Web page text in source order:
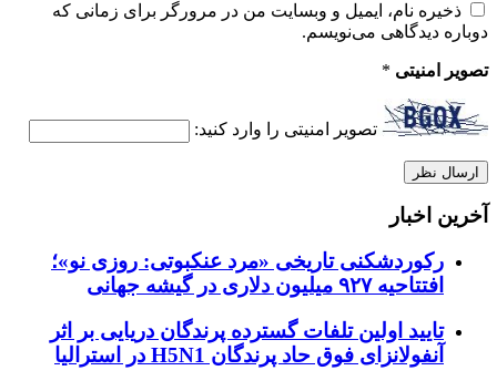
ذخیره نام، ایمیل و وبسایت من در مرورگر برای زمانی که
دوباره دیدگاهی می‌نویسم.
تصویر امنیتی *
تصویر امنیتی را وارد کنید:
آخرین اخبار
رکوردشکنی تاریخی «مرد عنکبوتی: روزی نو»؛
افتتاحیه ۹۲۷ میلیون دلاری در گیشه جهانی
تایید اولین تلفات گسترده پرندگان دریایی بر اثر
آنفولانزای فوق حاد پرندگان H5N1 در استرالیا